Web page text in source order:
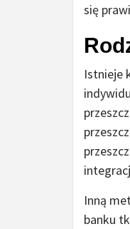
się
Istnieje
Inną
banku